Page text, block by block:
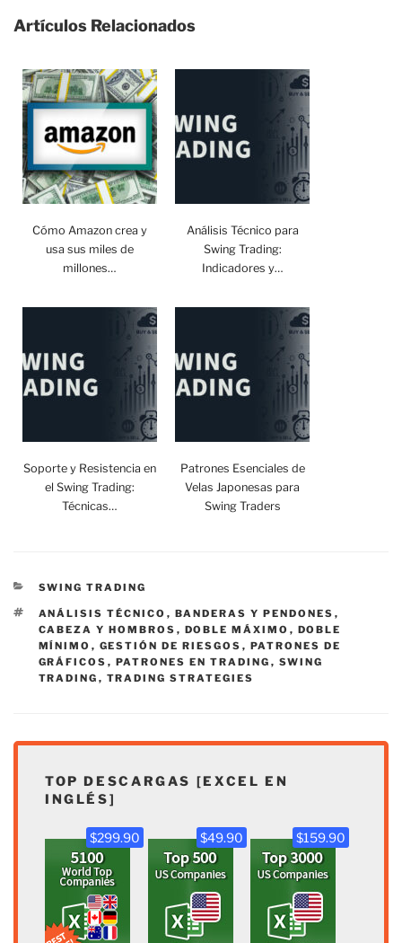
Artículos Relacionados
Cómo Amazon crea y
usa sus miles de
millones…
Análisis Técnico para
Swing Trading:
Indicadores y…
Soporte y Resistencia en
el Swing Trading:
Técnicas…
Patrones Esenciales de
Velas Japonesas para
Swing Traders
CATEGORÍAS
SWING TRADING
ETIQUETAS
ANÁLISIS TÉCNICO , BANDERAS Y PENDONES ,
CABEZA Y HOMBROS , DOBLE MÁXIMO , DOBLE
MÍNIMO , GESTIÓN DE RIESGOS , PATRONES DE
GRÁFICOS , PATRONES EN TRADING , SWING
TRADING , TRADING STRATEGIES
TOP DESCARGAS [EXCEL EN
INGLÉS]
$299.90 $49.90 $159.90